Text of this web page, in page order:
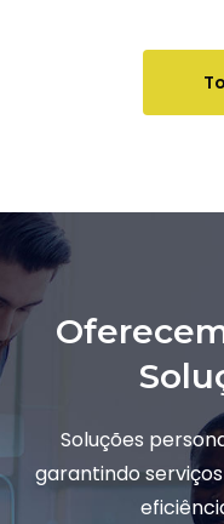
Soluções
garantindo